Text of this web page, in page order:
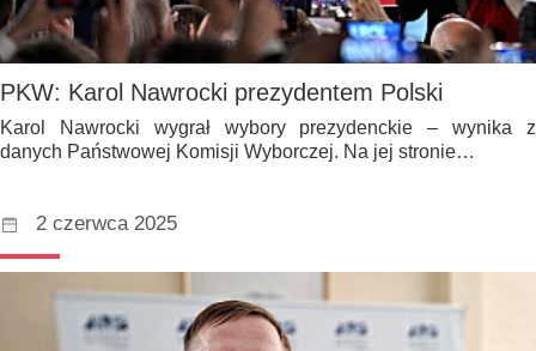
PKW: Karol Nawrocki prezydentem Polski
Karol Nawrocki wygrał wybory prezydenckie – wynika z
danych Państwowej Komisji Wyborczej. Na jej stronie…
2 czerwca 2025